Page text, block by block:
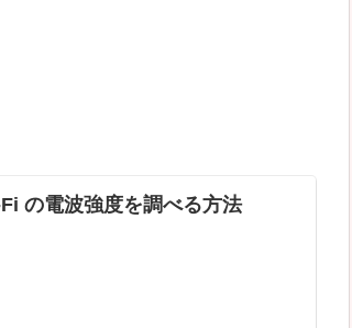
の電波強度を調べる方法